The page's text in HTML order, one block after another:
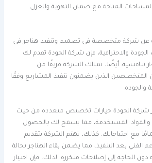
المتاحة مع ضمان التهوية والعزل
عن شركة متخصصة في تصميم وتنفيذ هناجر في
والاحترافية، فإن شركة الجودة تقدم لك
تنافسية. أيضًا، تمتلك الشركة فريقًا من
المتخصصين الذين يضمنون تنفيذ المشاريع وفقًا
والجودة.
شركة الجودة خيارات تخصيص متعددة من حيث
والمواد المستخدمة، مما يسمح لك بالحصول
مع احتياجاتك. كذلك، تهتم الشركة بتقديم
الفني بعد التنفيذ، مما يضمن بقاء الهناجر بحالة
دون الحاجة إلى إصلاحات متكررة. لذلك، فإن اختيار